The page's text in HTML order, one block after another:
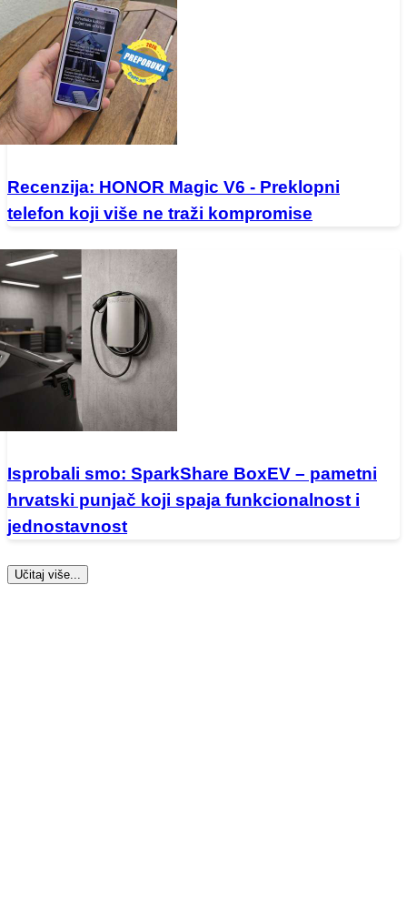
Recenzija: HONOR Magic V6 - Preklopni
telefon koji više ne traži kompromise
Isprobali smo: SparkShare BoxEV – pametni
hrvatski punjač koji spaja funkcionalnost i
jednostavnost
Učitaj više...